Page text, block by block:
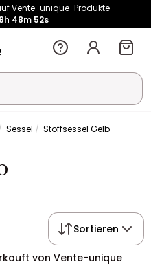
48m51s
- Gleicher Shop, neuer Name!
Vente-unique-Produkte
Sessel Stoffsessel Gelb
Sortieren
von Vente-unique